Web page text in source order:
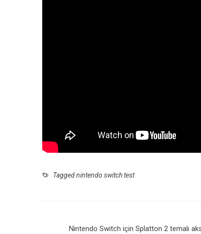
Taggednintendo switch test
Nintendo Switch için Splatton 2 temalı